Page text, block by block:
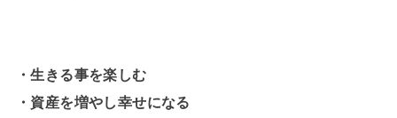
・生きる事を楽しむ
・資産を増やし幸せになる